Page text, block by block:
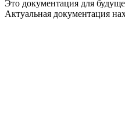
Это документация для
Актуальная документация